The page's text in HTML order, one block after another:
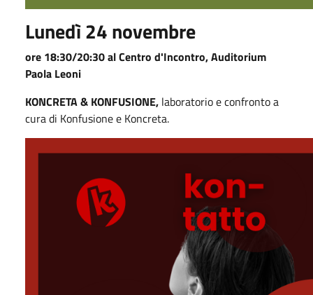
Lunedì 24 novembre
ore 18:30/20:30 al Centro d'Incontro, Auditorium
Paola Leoni
KONCRETA & KONFUSIONE, laboratorio e confronto a
cura di Konfusione e Koncreta.